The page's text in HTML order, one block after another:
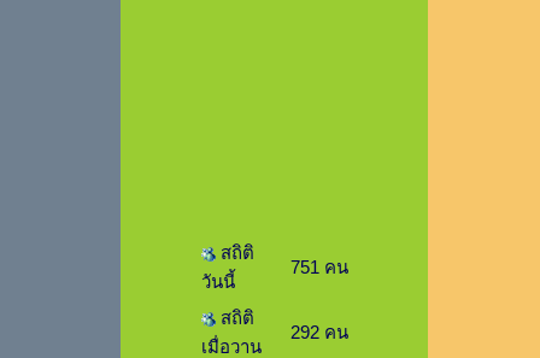
สถิติ
วันนี้
751 คน
สถิติ
เมื่อวาน
292 คน